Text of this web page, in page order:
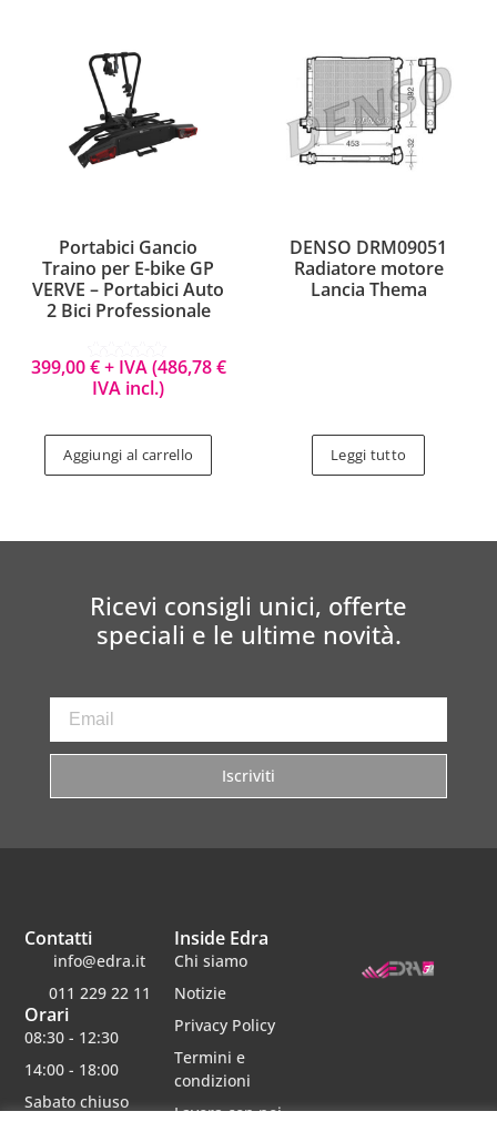
Portabici Gancio
Traino per E-bike GP
VERVE – Portabici Auto
2 Bici Professionale
Valutato
5.00
su 5
399,00€+ IVA (486,78€
IVA incl.)
Aggiungi al carrello
DENSO DRM09051
Radiatore motore
Lancia Thema
Leggi tutto
Ricevi consigli unici, offerte
speciali e le ultime novità.
Iscriviti
Inside Edra
Chi siamo
Notizie
Privacy Policy
Termini e
condizioni
Lavora con noi
Contatti
info@edra.it
011 229 22 11
Orari
08:30 - 12:30
14:00 - 18:00
Sabato chiuso